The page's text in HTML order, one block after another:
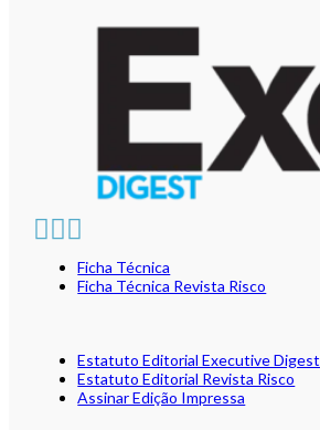
Ficha Técnica
Ficha Técnica Revista Risco
Estatuto Editorial Executive Digest
Estatuto Editorial Revista Risco
Assinar Edição Impressa